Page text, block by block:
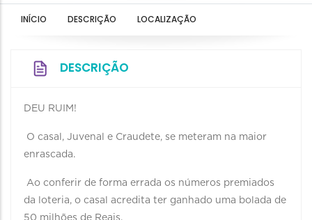
INÍCIO DESCRIÇÃO LOCALIZAÇÃO
DESCRIÇÃO
DEU RUIM!
O casal, Juvenal e Craudete, se meteram na maior
enrascada.
Ao conferir de forma errada os números premiados
da loteria, o casal acredita ter ganhado uma bolada de
50 milhões de Reais.